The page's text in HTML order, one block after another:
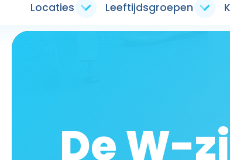
Locaties Leeftijdsgroepen
De W-